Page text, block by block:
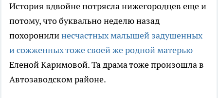
История вдвойне потрясла нижегородцев еще и
потому, что буквально неделю назад
похоронилинесчастных малышей задушенных
и сожженных тоже своей же родной матерью
Еленой Каримовой. Та драма тоже произошла в
Автозаводском районе.